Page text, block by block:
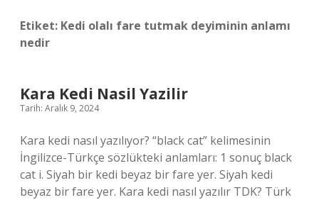
Etiket: Kedi olalı fare tutmak deyiminin anlamı
nedir
Kara Kedi Nasil Yazilir
Tarih: Aralık 9, 2024
Kara kedi nasıl yazılıyor? “black cat” kelimesinin
İngilizce-Türkçe sözlükteki anlamları: 1 sonuç black
cat i. Siyah bir kedi beyaz bir fare yer. Siyah kedi
beyaz bir fare yer. Kara kedi nasıl yazılır TDK? Türk